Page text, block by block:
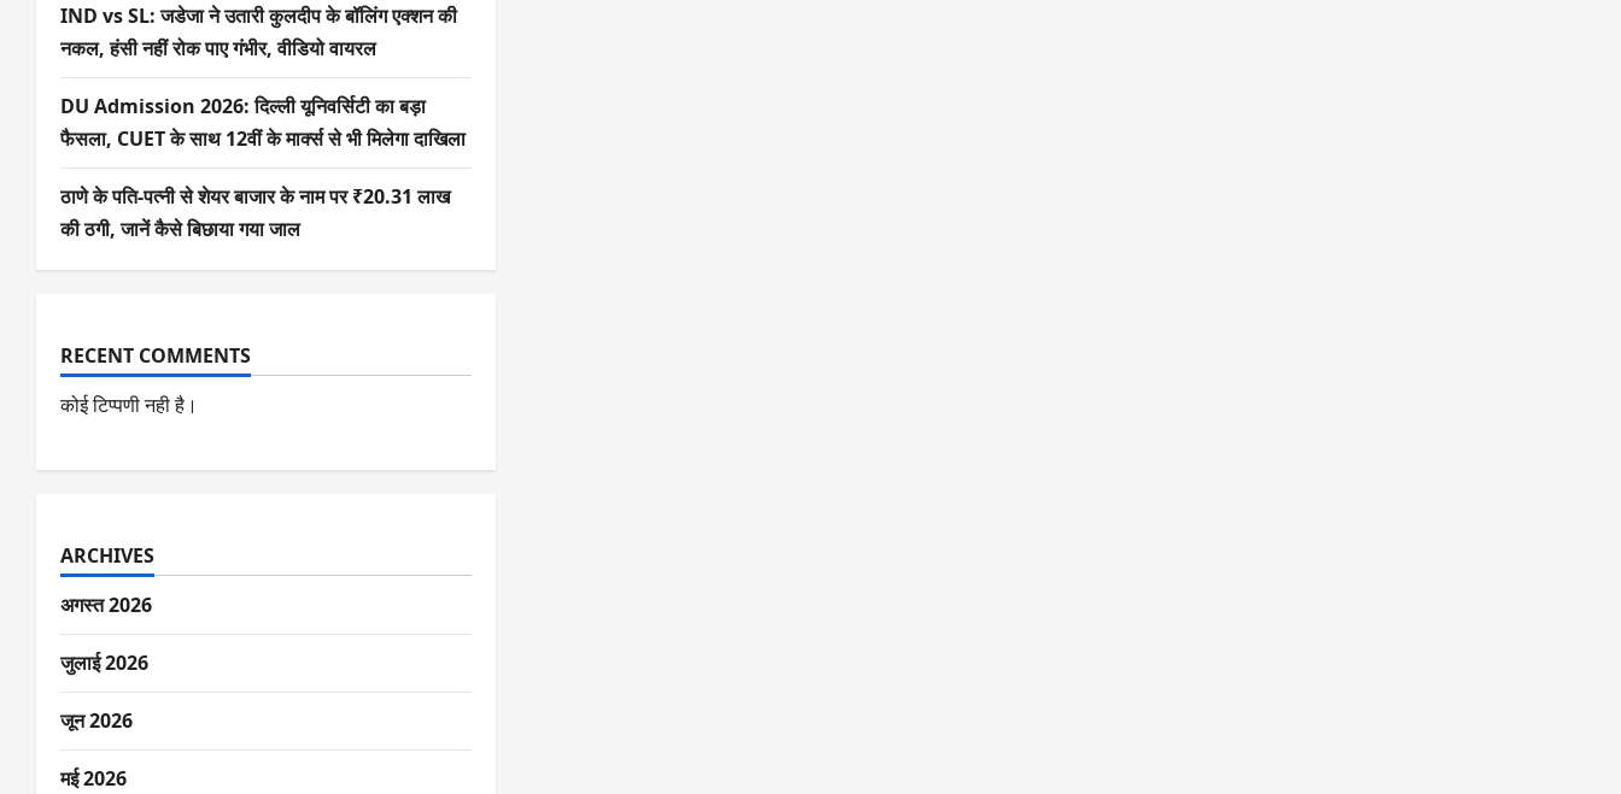
IND vs SL: जडेजा ने उतारी कुलदीप के बॉलिंग एक्शन की
नकल, हंसी नहीं रोक पाए गंभीर, वीडियो वायरल
DU Admission 2026: दिल्ली यूनिवर्सिटी का बड़ा
फैसला, CUET के साथ 12वीं के मार्क्स से भी मिलेगा दाखिला
ठाणे के पति-पत्नी से शेयर बाजार के नाम पर ₹20.31 लाख
की ठगी, जानें कैसे बिछाया गया जाल
RECENT COMMENTS
कोई टिप्पणी नही है।
ARCHIVES
अगस्त 2026
जुलाई 2026
जून 2026
मई 2026